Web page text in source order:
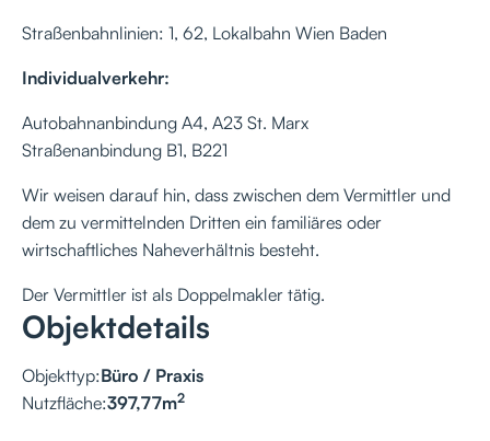
Straßenbahnlinien: 1, 62, Lokalbahn Wien Baden
Individualverkehr:
Autobahnanbindung A4, A23 St. Marx
Straßenanbindung B1, B221
Wir weisen darauf hin, dass zwischen dem Vermittler und
dem zu vermittelnden Dritten ein familiäres oder
wirtschaftliches Naheverhältnis besteht.
Der Vermittler ist als Doppelmakler tätig.
Objektdetails
Objekttyp:Büro / Praxis
Nutzfläche:397,77m2